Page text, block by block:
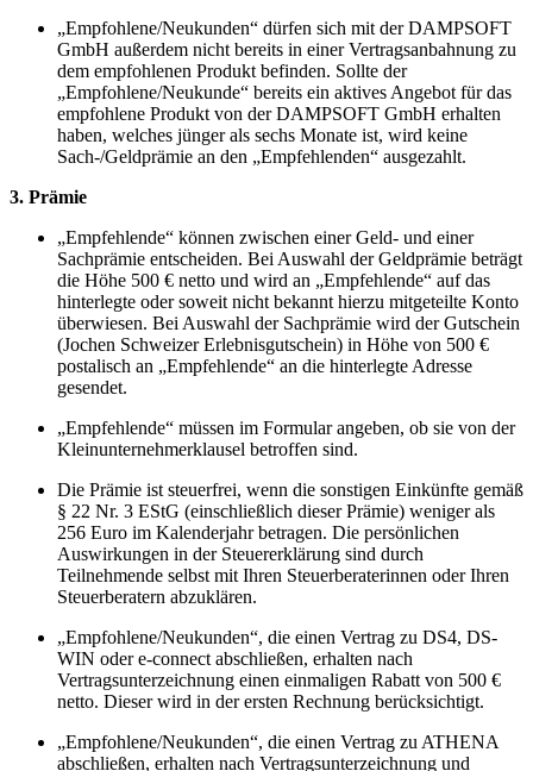
„Empfohlene/Neukunden“ dürfen sich mit der DAMPSOFT
GmbH außerdem nicht bereits in einer Vertragsanbahnung zu
dem empfohlenen Produkt befinden. Sollte der
„Empfohlene/Neukunde“ bereits ein aktives Angebot für das
empfohlene Produkt von der DAMPSOFT GmbH erhalten
haben, welches jünger als sechs Monate ist, wird keine
Sach-/Geldprämie an den „Empfehlenden“ ausgezahlt.
3. Prämie
„Empfehlende“ können zwischen einer Geld- und einer
Sachprämie entscheiden. Bei Auswahl der Geldprämie beträgt
die Höhe 500 € netto und wird an „Empfehlende“ auf das
hinterlegte oder soweit nicht bekannt hierzu mitgeteilte Konto
überwiesen. Bei Auswahl der Sachprämie wird der Gutschein
(Jochen Schweizer Erlebnisgutschein) in Höhe von 500 €
postalisch an „Empfehlende“ an die hinterlegte Adresse
gesendet.
„Empfehlende“ müssen im Formular angeben, ob sie von der
Kleinunternehmerklausel betroffen sind.
Die Prämie ist steuerfrei, wenn die sonstigen Einkünfte gemäß
§ 22 Nr. 3 EStG (einschließlich dieser Prämie) weniger als
256 Euro im Kalenderjahr betragen. Die persönlichen
Auswirkungen in der Steuererklärung sind durch
Teilnehmende selbst mit Ihren Steuerberaterinnen oder Ihren
Steuerberatern abzuklären.
„Empfohlene/Neukunden“, die einen Vertrag zu DS4, DS-
WIN oder e-connect abschließen, erhalten nach
Vertragsunterzeichnung einen einmaligen Rabatt von 500 €
netto. Dieser wird in der ersten Rechnung berücksichtigt.
„Empfohlene/Neukunden“, die einen Vertrag zu ATHENA
abschließen, erhalten nach Vertragsunterzeichnung und